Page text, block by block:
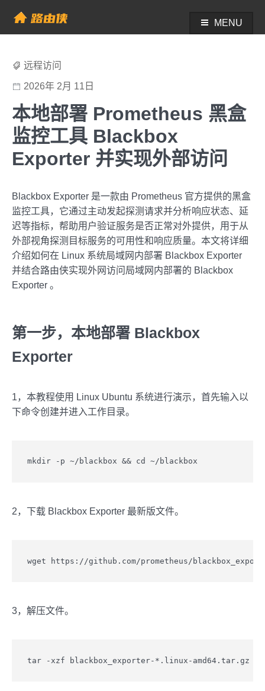
content
帮助中心 - 路由侠
MENU
远程访问
2026年 2月 11日
本地部署 Prometheus 黑盒
监控工具 Blackbox
Exporter 并实现外部访问
Blackbox Exporter 是一款由 Prometheus 官方提供的黑盒
监控工具，它通过主动发起探测请求并分析响应状态、延
迟等指标，帮助用户验证服务是否正常对外提供，用于从
外部视角探测目标服务的可用性和响应质量。本文将详细
介绍如何在 Linux 系统局域网内部署 Blackbox Exporter
并结合路由侠实现外网访问局域网内部署的 Blackbox
Exporter 。
第一步，本地部署 Blackbox
Exporter
1，本教程使用 Linux Ubuntu 系统进行演示，首先输入以
下命令创建并进入工作目录。
mkdir -p ~/blackbox && cd ~/blackbox
2，下载 Blackbox Exporter 最新版文件。
wget https://github.com/prometheus/
3，解压文件。
tar -xzf blackbox_exporter-*.linux-amd64.tar.gz